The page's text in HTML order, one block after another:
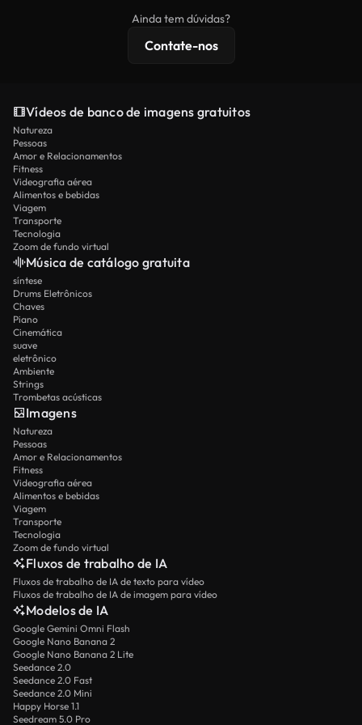
licenciamento estendidas.
Ainda tem dúvidas?
Contate-nos
Vídeos de banco de imagens gratuitos
Natureza
Pessoas
Amor e Relacionamentos
Fitness
Videografia aérea
Alimentos e bebidas
Viagem
Transporte
Tecnologia
Zoom de fundo virtual
Música de catálogo gratuita
síntese
Drums Eletrônicos
Chaves
Piano
Cinemática
suave
eletrônico
Ambiente
Strings
Trombetas acústicas
Imagens
Natureza
Pessoas
Amor e Relacionamentos
Fitness
Videografia aérea
Alimentos e bebidas
Viagem
Transporte
Tecnologia
Zoom de fundo virtual
Fluxos de trabalho de IA
Fluxos de trabalho de IA de texto para vídeo
Fluxos de trabalho de IA de imagem para vídeo
Modelos de IA
Google Gemini Omni Flash
Google Nano Banana 2
Google Nano Banana 2 Lite
Seedance 2.0
Seedance 2.0 Fast
Seedance 2.0 Mini
Happy Horse 1.1
Seedream 5.0 Pro